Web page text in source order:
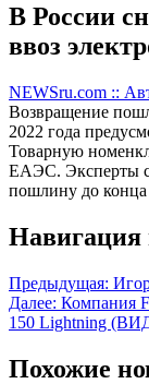
В России
ввоз
NEWSru.com ::
Возвращение
2022 года
Товарную
ЕАЭС. Эксперты
пошлину до конца
Навигация
Предыдущая:
Далее: Компания
150 Lightning
Похожие